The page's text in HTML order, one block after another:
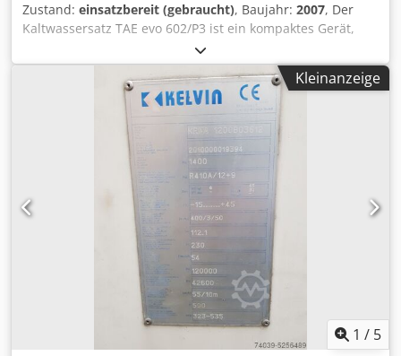
Zustand: einsatzbereit (gebraucht), Baujahr: 2007, Der
Kaltwassersatz TAE evo 602/P3 ist ein kompaktes Gerät,
das für den Einsatz in der Industrie konzipiert wurde,
jedoch nicht ausschließlich. Er verfügt über hermetische
Scroll-Verdichter, eine eingebaute ~3Bar-Pumpe und einen
innovativen Lamellenverdampfer, der in einem
hydraulischen Puffertank montiert ist. Kältemittel R407C.
Konzipiert für den Betrieb in druckbeaufschlagten
(geschlossenen) Systemen. Leistung ~100kW bei +12/7°C
und +35°C. Garantie 3 Monate ab Lieferdatum (gilt nur für
das Gebiet von Polen). Der Transport ist nicht im Preis des
Geräts enthalten. Cjdpfx Aspuh Aqjdterf
Kleinanzeige
1 / 5